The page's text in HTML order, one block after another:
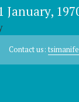
January,
Contact us: